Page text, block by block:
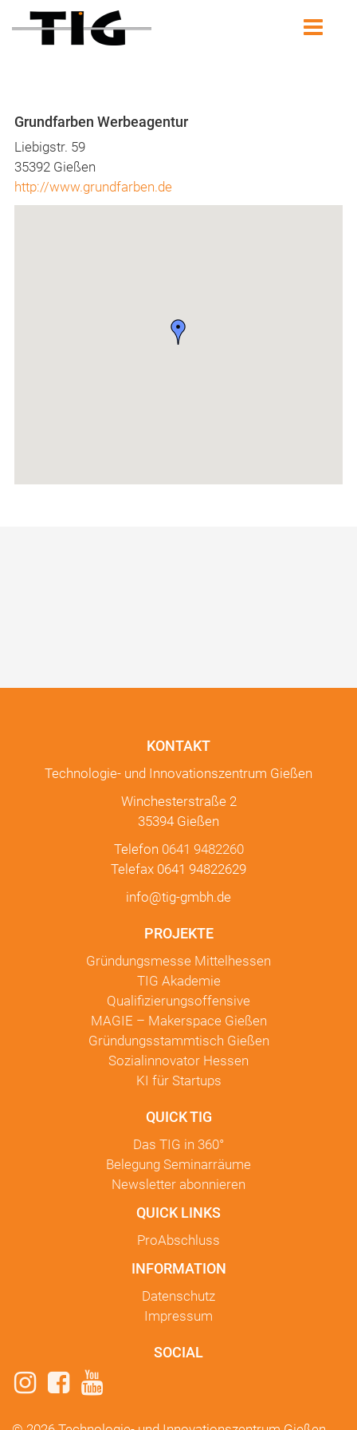
Grundfarben Werbeagentur
Liebigstr. 59
35392 Gießen
http://www.grundfarben.de
KONTAKT
Technologie- und Innovationszentrum Gießen
Winchesterstraße 2
35394 Gießen
Telefon 0641 9482260
Telefax 0641 94822629
info@tig-gmbh.de
PROJEKTE
Gründungsmesse Mittelhessen
TIG Akademie
Qualifizierungsoffensive
MAGIE – Makerspace Gießen
Gründungsstammtisch Gießen
Sozialinnovator Hessen
KI für Startups
QUICK TIG
Das TIG in 360°
Belegung Seminarräume
Newsletter abonnieren
QUICK LINKS
ProAbschluss
INFORMATION
Datenschutz
Impressum
SOCIAL